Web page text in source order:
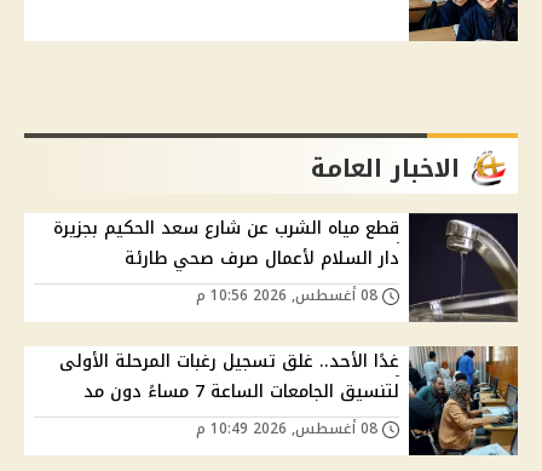
الاخبار العامة
قطع مياه الشرب عن شارع سعد الحكيم بجزيرة
دار السلام لأعمال صرف صحي طارئة
غدًا الأحد.. غلق تسجيل رغبات المرحلة الأولى
لتنسيق الجامعات الساعة 7 مساءً دون مد